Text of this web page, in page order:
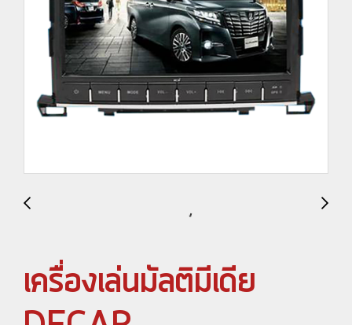
เครื่องเล่นมัลติมีเดีย